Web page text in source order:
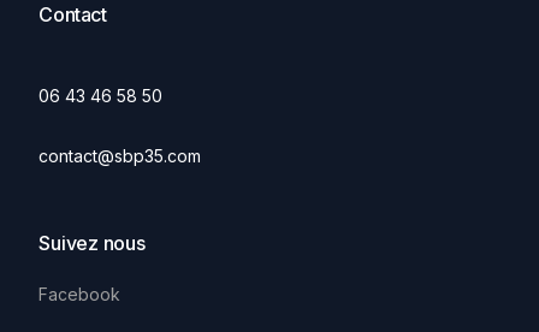
Contact
06 43 46 58 50
contact@sbp35.com
Suivez nous
Facebook